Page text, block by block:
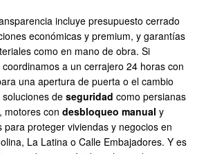
incluye presupuesto cerrado
económicas y premium, y garantías
como en mano de obra. Si
a un cerrajero 24 horas con
una apertura de puerta o el cambio
de seguridad como persianas
, motores con desbloqueo manual y
para proteger viviendas y negocios en
La Latina o Calle Embajadores. Y es